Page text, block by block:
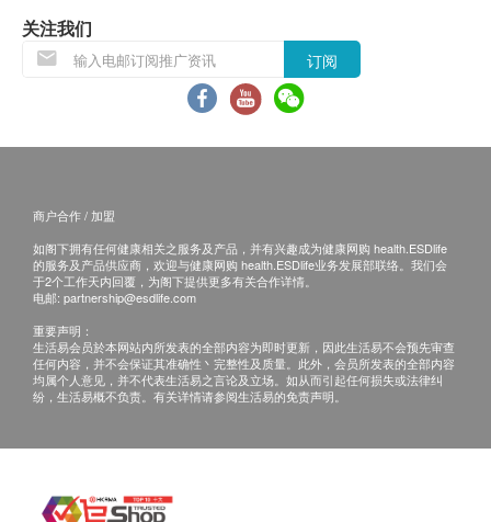
关注我们
订阅
商户合作 / 加盟
如阁下拥有任何健康相关之服务及产品，并有兴趣成为健康网购 health.ESDlife
的服务及产品供应商，欢迎与健康网购 health.ESDlife业务发展部联络。我们会
于2个工作天内回覆，为阁下提供更多有关合作详情。
电邮: partnership@esdlife.com
重要声明：
生活易会员於本网站内所发表的全部内容为即时更新，因此生活易不会预先审查
任何内容，并不会保证其准确性丶完整性及质量。此外，会员所发表的全部内容
均属个人意见，并不代表生活易之言论及立场。如从而引起任何损失或法律纠
纷，生活易概不负责。有关详情请参阅生活易的免责声明。